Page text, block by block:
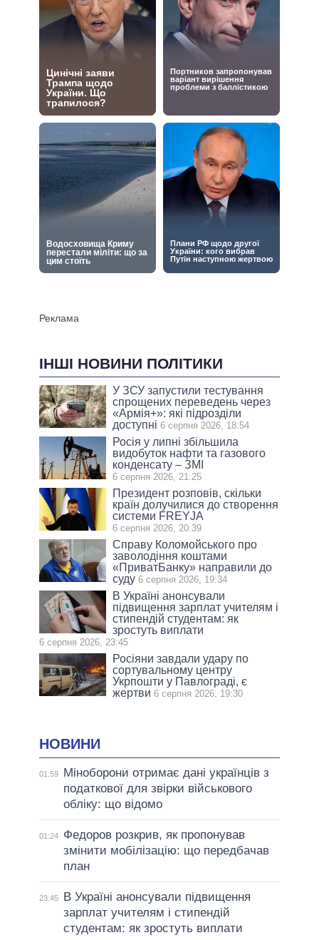
ІНШІ НОВИНИ ПОЛІТИКИ
У ЗСУ запустили тестування
спрощених переведень через
«Армія+»: які підрозділи
доступні 6 серпня 2026, 18:54
Росія у липні збільшила
видобуток нафти та газового
конденсату – ЗМІ
6 серпня 2026, 21:25
Президент розповів, скільки
країн долучилися до створення
системи FREYJA
6 серпня 2026, 20:39
Справу Коломойського про
заволодіння коштами
«ПриватБанку» направили до
суду 6 серпня 2026, 19:34
В Україні анонсували
підвищення зарплат учителям і
стипендій студентам: як
зростуть виплати
6 серпня 2026, 23:45
Росіяни завдали удару по
сортувальному центру
Укрпошти у Павлограді, є
жертви 6 серпня 2026, 19:30
НОВИНИ
01:59
Міноборони отримає дані українців з
податкової для звірки військового
обліку: що відомо
01:24
Федоров розкрив, як пропонував
змінити мобілізацію: що передбачав
план
23:45
В Україні анонсували підвищення
зарплат учителям і стипендій
студентам: як зростуть виплати